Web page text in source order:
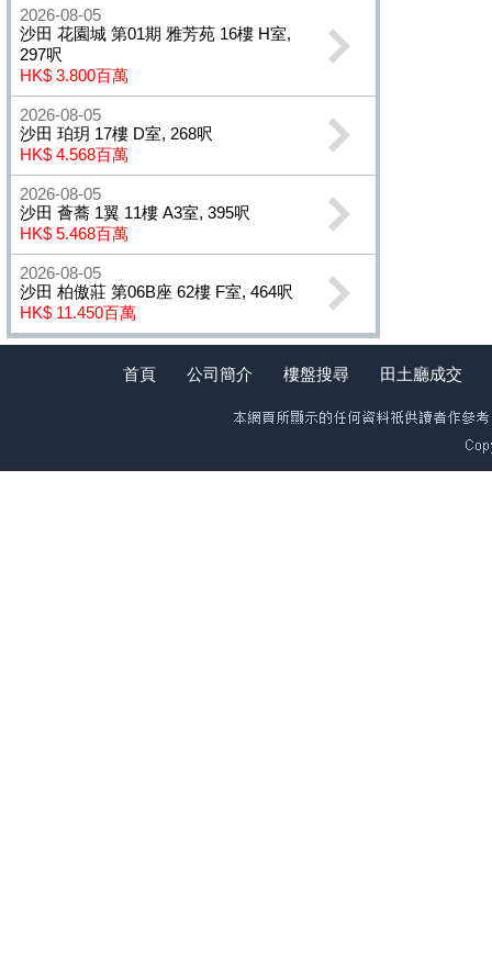
2026-08-05
沙田 花園城 第01期 雅芳苑 16樓 H室,
297呎
HK$ 3.800百萬
2026-08-05
沙田 珀玥 17樓 D室, 268呎
HK$ 4.568百萬
2026-08-05
沙田 薈蕎 1翼 11樓 A3室, 395呎
HK$ 5.468百萬
2026-08-05
沙田 柏傲莊 第06B座 62樓 F室, 464呎
HK$ 11.450百萬
首頁 公司簡介 樓盤搜尋 田土廳成交